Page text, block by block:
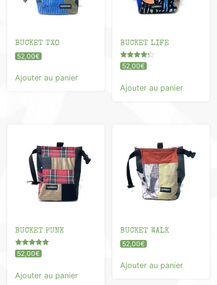
BUCKET TXO
52,00€
Ajouter au panier
BUCKET LIFE
Note
4.00
52,00€
Ajouter au panier
BUCKET PUNK
Note
5.00
52,00€
Ajouter au panier
BUCKET WALK
52,00€
Ajouter au panier